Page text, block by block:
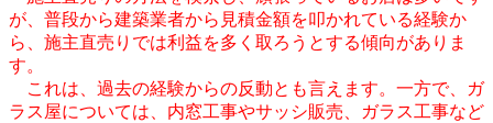
が、普段から建築業者から見積金額を叩かれている経験か
ら、施主直売りでは利益を多く取ろうとする傾向がありま
す。
これは、過去の経験からの反動とも言えます。一方で、ガ
ラス屋については、内窓工事やサッシ販売、ガラス工事など